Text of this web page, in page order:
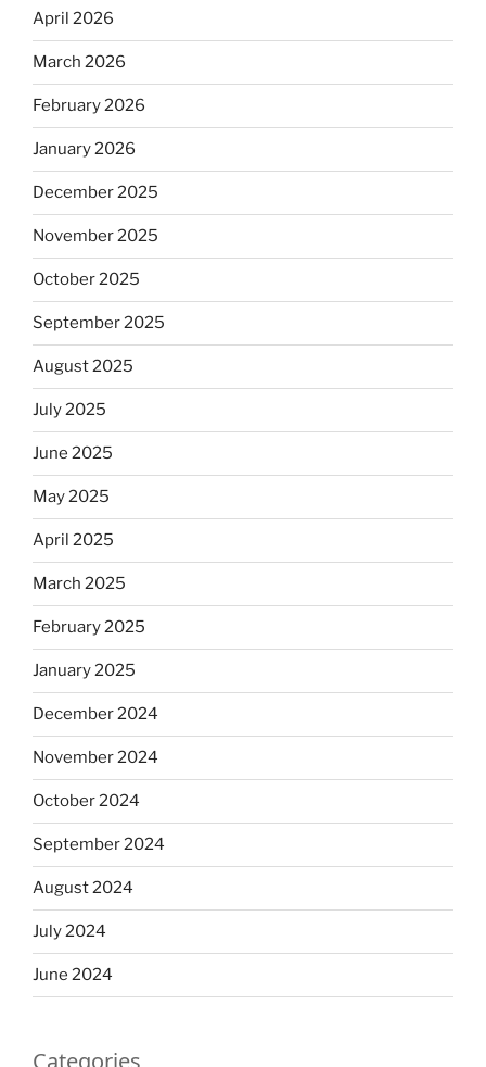
April 2026
March 2026
February 2026
January 2026
December 2025
November 2025
October 2025
September 2025
August 2025
July 2025
June 2025
May 2025
April 2025
March 2025
February 2025
January 2025
December 2024
November 2024
October 2024
September 2024
August 2024
July 2024
June 2024
Categories